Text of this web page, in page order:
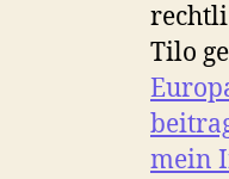
Tilo
mein